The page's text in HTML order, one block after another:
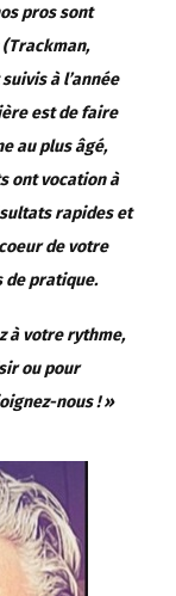
pros sont
à l’année
est de faire
au plus âgé,
ont vocation à
rapides et
de votre
de pratique.
à votre rythme,
ou pour
nous ! »